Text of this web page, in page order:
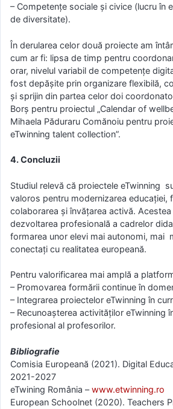
– Competențe sociale și civice (lucru în
de diversitate).
În derularea celor două proiecte am
cum ar fi: lipsa de timp pentru
orar, nivelul variabil de competențe
fost depășite prin organizare flexibilă,
și sprijin din partea celor doi
Borș pentru proiectul „Calendar of
Mihaela Păduraru Comănoiu pentru
eTwinning talent collection”.
4. Concluzii
Studiul relevă că proiectele eTwinning
valoros pentru modernizarea educației,
colaborarea și învățarea activă.
dezvoltarea profesională a cadrelor
formarea unor elevi mai autonomi, mai
conectați cu realitatea europeană.
Pentru valorificarea mai amplă a
– Promovarea formării continue în
– Integrarea proiectelor eTwinning în
– Recunoașterea activităților eTwinning
profesional al profesorilor.
Bibliografie
Comisia Europeană (2021). Digital
2021-2027
eTwining România –www.etwinning.ro
European Schoolnet (2020). Teachers